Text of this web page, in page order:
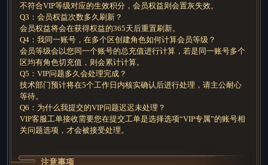
不符合VIP等级对应的生效积分，会员权益则会置灰失效。
Q3：会员权益次数多久刷新？
会员权益将会在获得权益的365天后重置刷新。
Q4：我同一账号，在多个区创建角色如何计算会员等级？
会员等级会以您同一个账号的总充值进行计算，若是同一账号多个
区均有角色切充值，则会累计计算。
Q5：VIP问题多久会处理完成？
技术部门预计将在5个工作日内核实确认后进行处理，请主公耐心
等待。
Q6：为什么我提交的VIP问题迟迟未处理？
VIP客服工单接收需要您在提交工单是选择选项“VIP专属”的账号相
关问题选项，才会被接受处理。
注意事项